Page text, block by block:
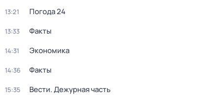
13:21 Погода 24
13:33 Факты
14:31 Экономика
14:36 Факты
15:35 Вести. Дежурная часть